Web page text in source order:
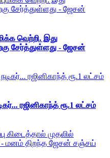
வெற்றி. இது
சேர்த்துள்ளது - ஜேசன்
ரஜினிகாந்த் ரூ.1 லட்சம்